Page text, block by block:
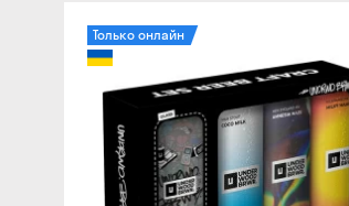
Только онлайн